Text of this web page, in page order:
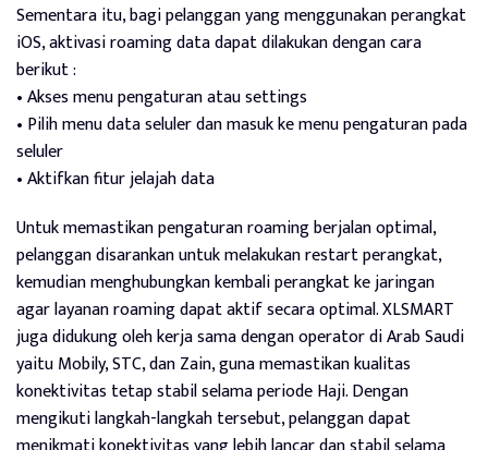
Sementara itu, bagi pelanggan yang menggunakan perangkat
iOS, aktivasi roaming data dapat dilakukan dengan cara
berikut :
• Akses menu pengaturan atau settings
• Pilih menu data seluler dan masuk ke menu pengaturan pada
seluler
• Aktifkan fitur jelajah data
Untuk memastikan pengaturan roaming berjalan optimal,
pelanggan disarankan untuk melakukan restart perangkat,
kemudian menghubungkan kembali perangkat ke jaringan
agar layanan roaming dapat aktif secara optimal. XLSMART
juga didukung oleh kerja sama dengan operator di Arab Saudi
yaitu Mobily, STC, dan Zain, guna memastikan kualitas
konektivitas tetap stabil selama periode Haji. Dengan
mengikuti langkah-langkah tersebut, pelanggan dapat